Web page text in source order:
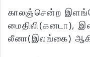
காலஞ்சென்ற
மைதிலி(கனடா),
லீனா(இலங்கை)